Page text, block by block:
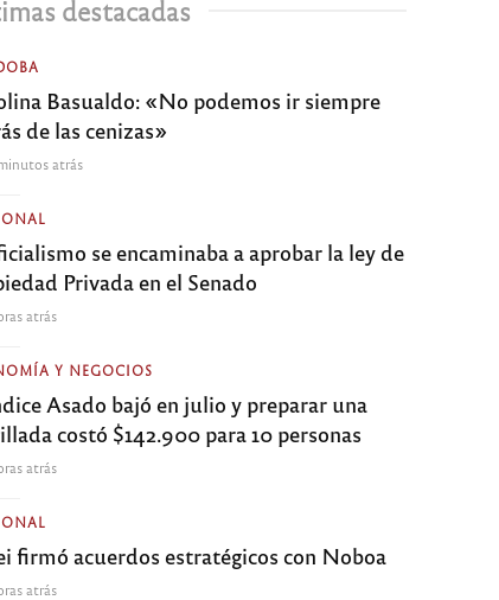
destacadas
Basualdo: «No podemos ir siempre
de las cenizas»
atrás
se encaminaba a aprobar la ley de
Privada en el Senado
atrás
Y NEGOCIOS
Asado bajó en julio y preparar una
costó $142.900 para 10 personas
atrás
firmó acuerdos estratégicos con Noboa
atrás